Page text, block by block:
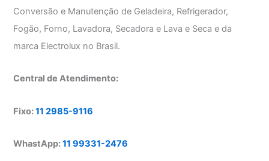
Conversão e Manutenção de Geladeira, Refrigerador,
Fogão, Forno, Lavadora, Secadora e Lava e Seca e da
marca Electrolux no Brasil.
Central de Atendimento:
Fixo:11 2985-9116
WhastApp:11 99331-2476